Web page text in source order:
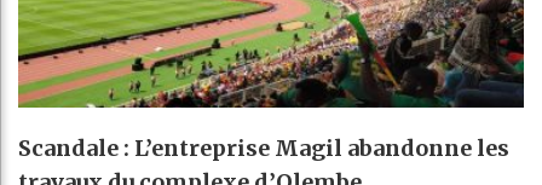
Scandale : L’entreprise Magil abandonne les